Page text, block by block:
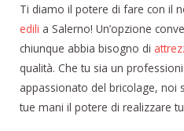
Ti diamo il potere di fare con il
edili a Salerno! Un’opzione
chiunque abbia bisogno di
qualità. Che tu sia un
appassionato del bricolage, noi
tue mani il potere di realizzare